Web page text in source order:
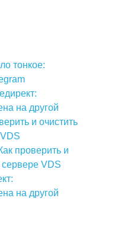
тонкое:
на другой
и очистить
проверить и
сервере VDS
на другой